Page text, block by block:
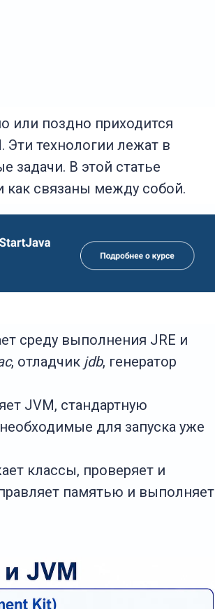
или поздно приходится
Эти технологии лежат в
задачи. В этой статье
как связаны между собой.
среду выполнения JRE и
, отладчик jdb, генератор
JVM, стандартную
для запуска уже
классы, проверяет и
памятью и выполняет